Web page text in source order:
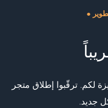
لكم. ترقّبوا إطلاق متجر
جديد.